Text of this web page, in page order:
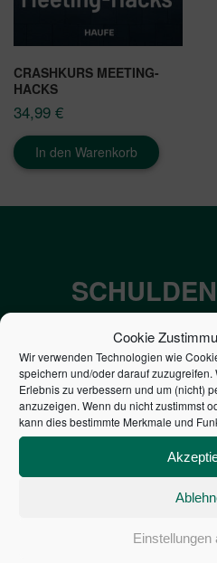
Cookie
Wir verwenden Technologien wie
speichern und/oder darauf
Erlebnis zu verbessern und um (nicht)
anzuzeigen. Wenn du nicht zustimmst
kann dies bestimmte Merkmale und
Einstellungen
CRASHKURS MEETING-
HACKS
34,99 €
In den Warenkorb
PRO